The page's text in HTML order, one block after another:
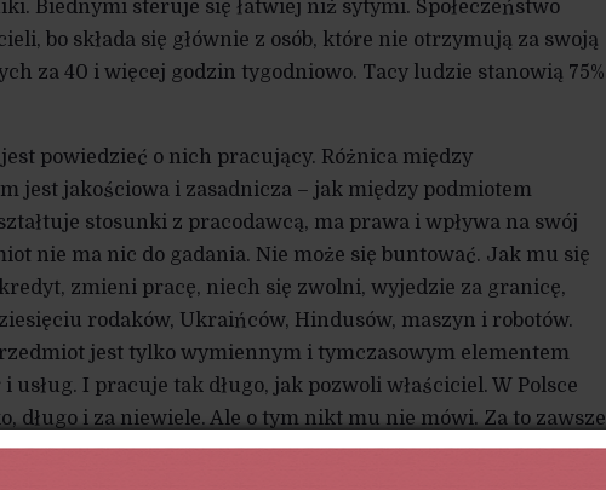
Biednymi steruje się łatwiej niż sytymi. Społeczeństwo
bo składa się głównie z osób, które nie otrzymują za swoją
za 40 i więcej godzin tygodniowo. Tacy ludzie stanowią 75%
powiedzieć o nich pracujący. Różnica między
jest jakościowa i zasadnicza – jak między podmiotem
stosunki z pracodawcą, ma prawa i wpływa na swój
nie ma nic do gadania. Nie może się buntować. Jak mu się
zmieni pracę, niech się zwolni, wyjedzie za granicę,
rodaków, Ukraińców, Hindusów, maszyn i robotów.
jest tylko wymiennym i tymczasowym elementem
I pracuje tak długo, jak pozwoli właściciel. W Polsce
długo i za niewiele. Ale o tym nikt mu nie mówi. Za to zawsze
sobie winien, gdy straci pracę, jaka by ona nie była. Dla